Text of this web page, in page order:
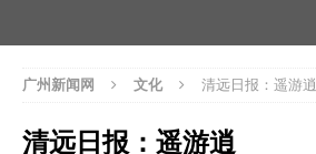
广州新闻网 文化 清远日报：遥游逍
清远日报：遥游逍